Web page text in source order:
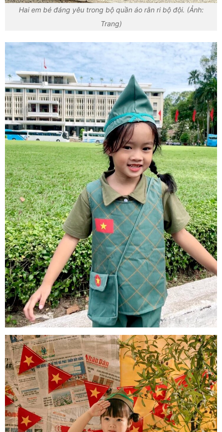
Hai em bé đáng yêu trong bộ quần áo rằn ri bộ đội. (Ảnh:
Trang)